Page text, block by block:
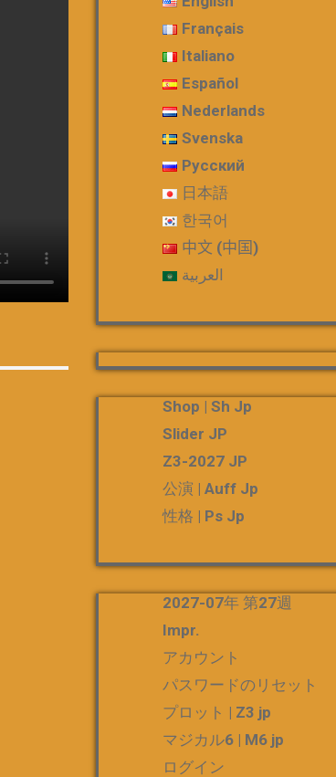
Français
Italiano
Español
Nederlands
Svenska
Русский
日本語
한국어
中文 (中国)
العربية
Shop | Sh Jp
Slider JP
Z3-2027 JP
公演 | Auff Jp
性格 | Ps Jp
2027-07年 第27週
Impr.
アカウント
パスワードのリセット
プロット | Z3 jp
マジカル6 | M6 jp
ログイン